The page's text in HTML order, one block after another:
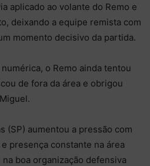
aplicado ao volante do Remo e
deixando a equipe remista com
momento decisivo da partida.
o Remo ainda tentou
de fora da área e obrigou
(SP) aumentou a pressão com
presença constante na área
boa organização defensiva